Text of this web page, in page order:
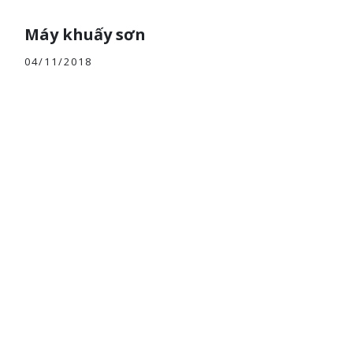
Máy khuấy sơn
04/11/2018